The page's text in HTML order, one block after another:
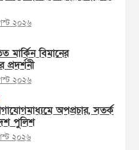
২০২৬
মার্কিন বিমানের
প্রদর্শনী
২০২৬
অপপ্রচার, সতর্ক
পুলিশ
২০২৬